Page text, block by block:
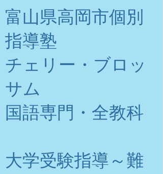
富山県高岡市個別
指導塾
チェリー・ブロッ
サム
​国語専門・全教科
大学受験指導～難